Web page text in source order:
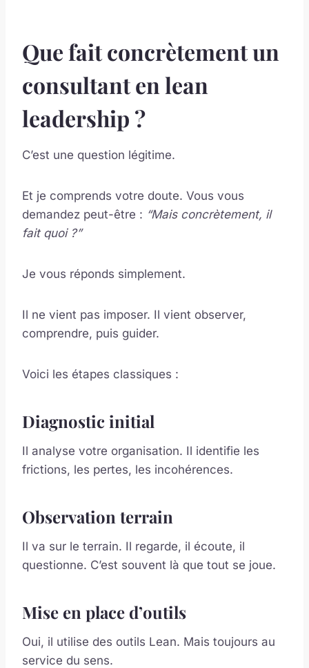
Que fait concrètement un
consultant en lean
leadership ?
C’est une question légitime.
Et je comprends votre doute. Vous vous
demandez peut-être : “Mais concrètement, il
fait quoi ?”
Je vous réponds simplement.
Il ne vient pas imposer. Il vient observer,
comprendre, puis guider.
Voici les étapes classiques :
Diagnostic initial
Il analyse votre organisation. Il identifie les
frictions, les pertes, les incohérences.
Observation terrain
Il va sur le terrain. Il regarde, il écoute, il
questionne. C’est souvent là que tout se joue.
Mise en place d’outils
Oui, il utilise des outils Lean. Mais toujours au
service du sens.